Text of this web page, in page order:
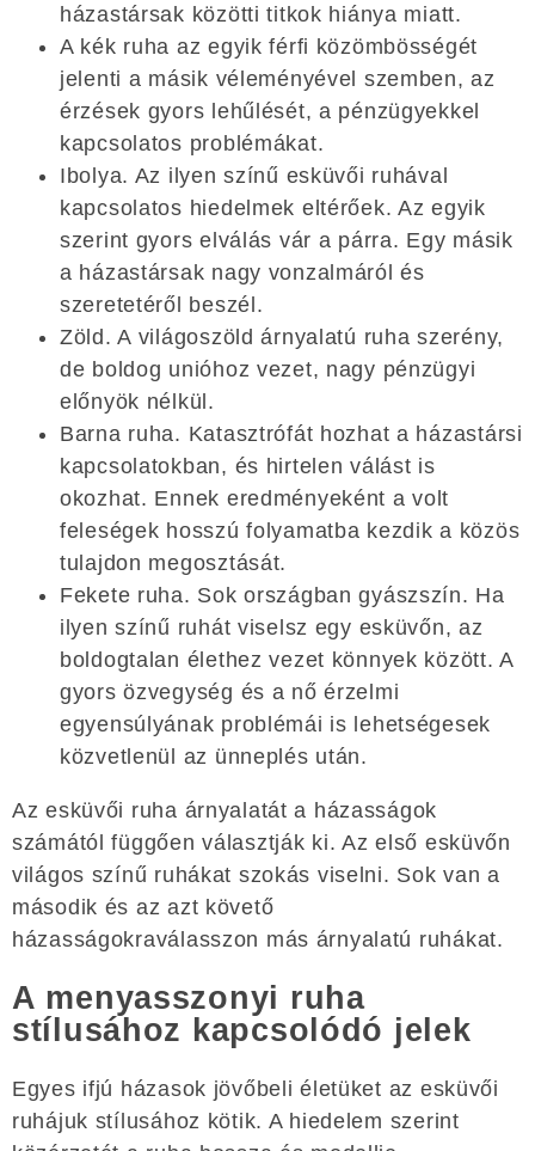
házastársak közötti titkok hiánya miatt.
A kék ruha az egyik férfi közömbösségét
jelenti a másik véleményével szemben, az
érzések gyors lehűlését, a pénzügyekkel
kapcsolatos problémákat.
Ibolya. Az ilyen színű esküvői ruhával
kapcsolatos hiedelmek eltérőek. Az egyik
szerint gyors elválás vár a párra. Egy másik
a házastársak nagy vonzalmáról és
szeretetéről beszél.
Zöld. A világoszöld árnyalatú ruha szerény,
de boldog unióhoz vezet, nagy pénzügyi
előnyök nélkül.
Barna ruha. Katasztrófát hozhat a házastársi
kapcsolatokban, és hirtelen válást is
okozhat. Ennek eredményeként a volt
feleségek hosszú folyamatba kezdik a közös
tulajdon megosztását.
Fekete ruha. Sok országban gyászszín. Ha
ilyen színű ruhát viselsz egy esküvőn, az
boldogtalan élethez vezet könnyek között. A
gyors özvegység és a nő érzelmi
egyensúlyának problémái is lehetségesek
közvetlenül az ünneplés után.
Az esküvői ruha árnyalatát a házasságok
számától függően választják ki. Az első esküvőn
világos színű ruhákat szokás viselni. Sok van a
második és az azt követő
házasságokraválasszon más árnyalatú ruhákat.
A menyasszonyi ruha
stílusához kapcsolódó jelek
Egyes ifjú házasok jövőbeli életüket az esküvői
ruhájuk stílusához kötik. A hiedelem szerint